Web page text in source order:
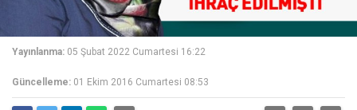
Yayınlanma: 05 Şubat 2022 Cumartesi 16:22
Güncelleme: 01 Ekim 2016 Cumartesi 08:53